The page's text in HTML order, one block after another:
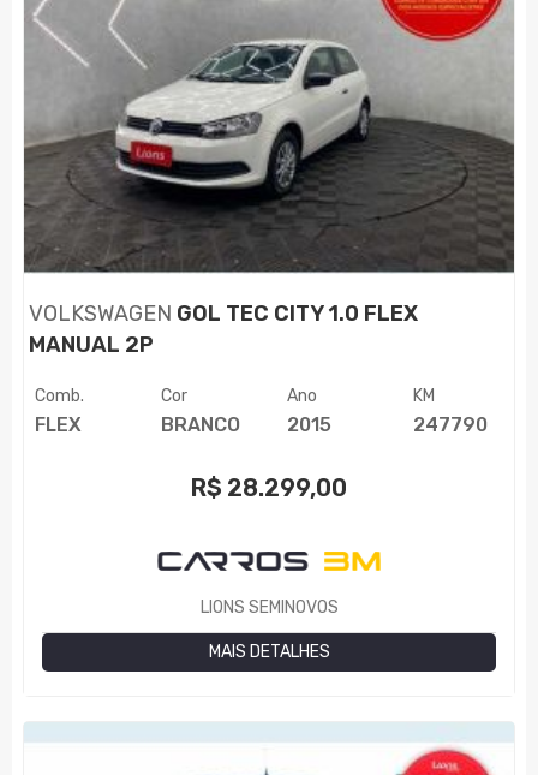
VOLKSWAGEN GOL TEC CITY 1.0 FLEX
MANUAL 2P
Comb.
FLEX
Cor
BRANCO
Ano
2015
KM
247790
R$ 28.299,00
LIONS SEMINOVOS
MAIS DETALHES